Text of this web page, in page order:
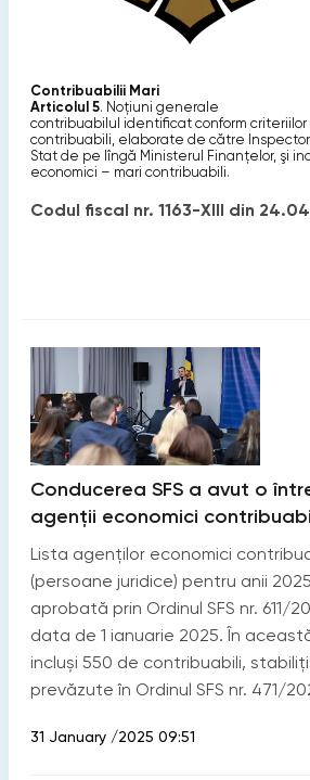
Contribuabilii Mari
Articolul 5. Noţiuni generale
contribuabilul identificat conform
contribuabili, elaborate de către
Stat de pe lîngă Ministerul Finanţelor, şi
economici – mari contribuabili.
Codul fiscal nr. 1163-XIII din
Conducerea SFS a avut o
agenții economici
Lista agenților economici
(persoane juridice) pentru anii
aprobată prin Ordinul SFS nr. 611/
data de 1 ianuarie 2025. În
incluși 550 de contribuabili,
prevăzute în Ordinul SFS nr. 471/
31 January /2025 09:51